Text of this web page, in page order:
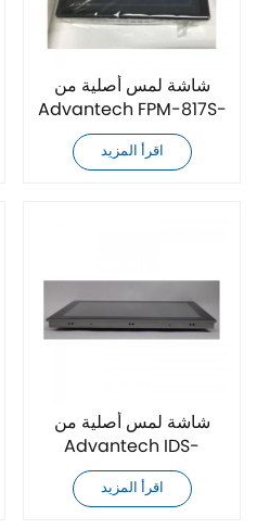
شاشة لمس أصلية من
Advantech FPM-817S-
R6AE
اقرأ المزيد
شاشة لمس أصلية من
Advantech IDS-
3217EG-25SXA1E
اقرأ المزيد